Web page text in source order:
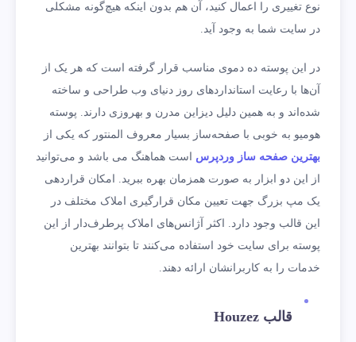
نوع تغییری را اعمال کنید، آن هم بدون اینکه هیچ‌گونه مشکلی
در سایت شما به وجود آید.
در این پوسته ده دموی مناسب قرار گرفته است که هر یک از
آن‌ها با رعایت استانداردهای روز دنیای وب طراحی و ساخته
شده‌اند و به همین دلیل دیزاین مدرن و به­روزی دارند. پوسته
هومیو به خوبی با صفحه‌ساز بسیار معروف المنتور که یکی از
بهترین صفحه ساز وردپرس است هماهنگ می باشد و می‌توانید
از این دو ابزار به صورت همزمان بهره ببرید. امکان قراردهی
یک مپ بزرگ جهت تعیین مکان قرارگیری املاک مختلف در
این قالب وجود دارد. اکثر آژانس‌های املاک پرطرف‌دار از این
پوسته برای سایت خود استفاده می‌کنند تا بتوانند بهترین
خدمات را به کاربرانشان ارائه دهند.
قالب Houzez